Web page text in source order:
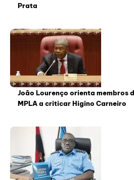
Prata
João Lourenço orienta membros
MPLA a criticar Higino Carneiro